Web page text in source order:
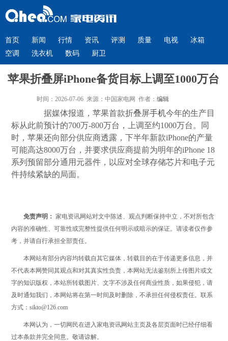
首页 新闻 行情 资讯 评测 质量 电视
冰箱
空调
洗衣机 数码 厨卫
苹果折叠屏iPhone备货目标上调至1000万台
时间：2026-07-06 来源：中国家电网 作者： 编辑
据媒体报道，苹果首款折叠屏手机今年的生产目
标从此前预计的700万-800万台，上调至约1000万台。同
时 ，苹果还向部分供应商透露，下半年新款iPhone的产量
可能高达8000万台， 并要求供应商提前为明年的iPhone 18
系列预留部分通用元器件，以应对全球存储芯片和电子元
件持续紧缺的局面。
免责声明： 家电资讯网站对文中陈述、观点判断保持中立，不对所包含
内容的准确性、可靠性或完整性提供任何明示或暗示的保证。请读者仅作参
考，并请自行承担全部责任。
本网站有部分内容均转载自其它媒体，转载目的在于传递更多信息，并
不代表本网赞同其观点和对其真实性负责，本网站无法鉴别所上传图片或文
字的知识版权，本站所转载图片、文字不涉及任何商业性质，如果侵犯，请
及时通知我们，本网站将在第一时间及时删除，不承担任何侵权责任。联系
方式：sikto@126.com
本网认为，一切网民在进入家电资讯网站主页及各层页面时已经仔细看
过本条款并完全同意。敬请谅解。